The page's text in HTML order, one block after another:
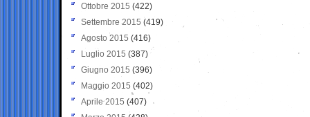
Ottobre 2015 (422)
Settembre 2015 (419)
Agosto 2015 (416)
Luglio 2015 (387)
Giugno 2015 (396)
Maggio 2015 (402)
Aprile 2015 (407)